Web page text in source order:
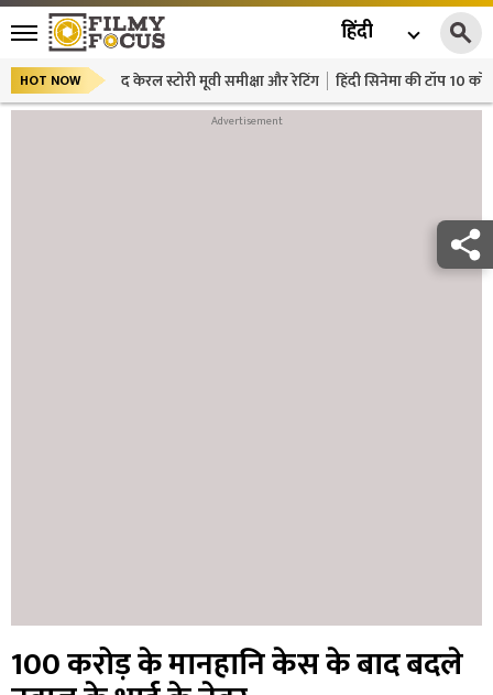
हिंदी
HOT NOW द केरल स्टोरी मूवी समीक्षा और रेटिंग हिंदी सिनेमा की टॉप 10
100 करोड़ के मानहानि केस के बाद बदले